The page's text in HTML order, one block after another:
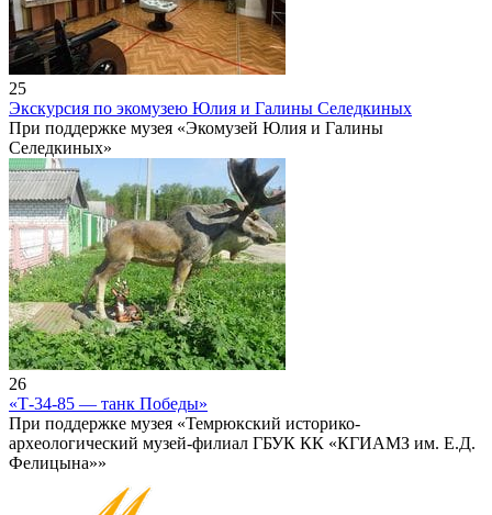
25
Экскурсия по экомузею Юлия и Галины Селедкиных
При поддержке музея «Экомузей Юлия и Галины
Селедкиных»
26
«Т-34-85 — танк Победы»
При поддержке музея «Темрюкский историко-
археологический музей-филиал ГБУК КК «КГИАМЗ им. Е.Д.
Фелицына»»